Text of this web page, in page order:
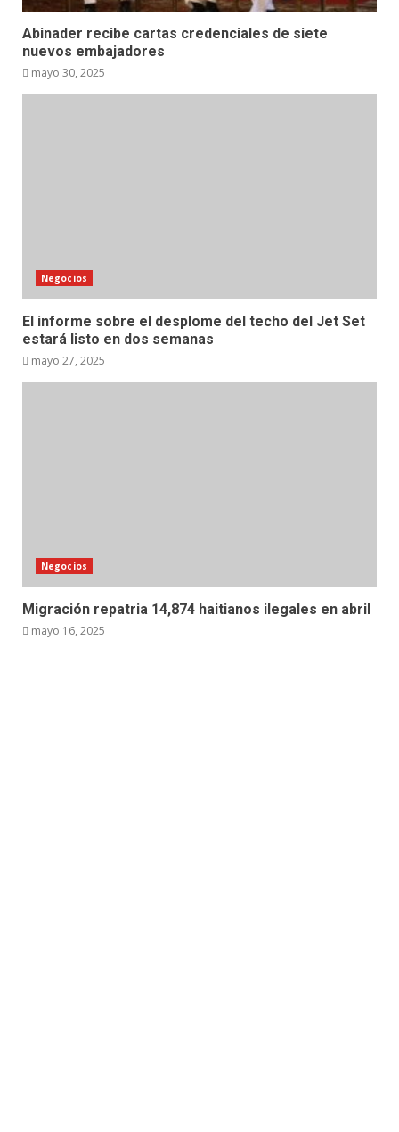
Abinader recibe cartas credenciales de siete
nuevos embajadores
mayo 30, 2025
Negocios
El informe sobre el desplome del techo del Jet Set
estará listo en dos semanas
mayo 27, 2025
Negocios
Migración repatria 14,874 haitianos ilegales en abril
mayo 16, 2025